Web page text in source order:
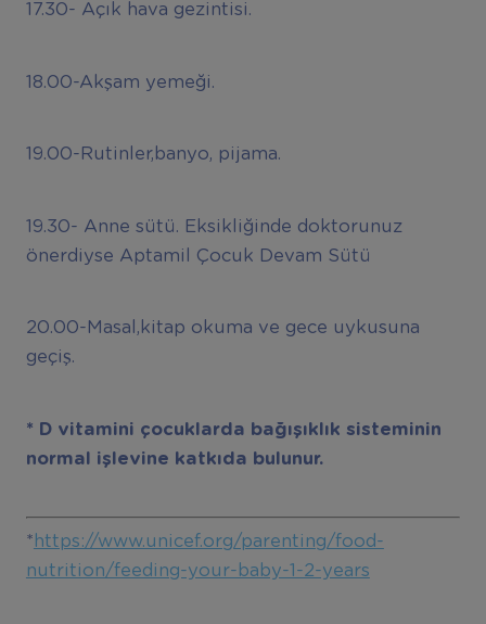
17.30- Açık hava gezintisi.
18.00-Akşam yemeği.
19.00-Rutinler,banyo, pijama.
19.30- Anne sütü. Eksikliğinde doktorunuz
önerdiyse Aptamil Çocuk Devam Sütü
20.00-Masal,kitap okuma ve gece uykusuna
geçiş.
* D vitamini çocuklarda bağışıklık sisteminin
normal işlevine katkıda bulunur.
* https://www.unicef.org/parenting/food-
nutrition/feeding-your-baby-1-2-years